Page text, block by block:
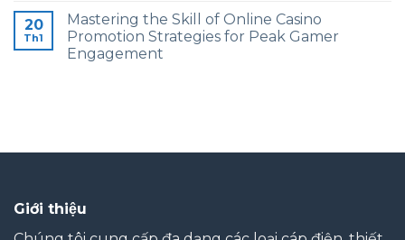
20
Th1
Mastering the Skill of Online Casino
Promotion Strategies for Peak Gamer
Engagement
Giới thiệu